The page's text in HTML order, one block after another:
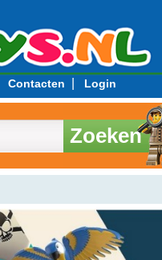
Contacten Login
Zoeken